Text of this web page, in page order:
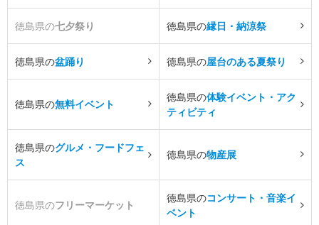
徳島県の七夕祭り 徳島県の縁日・納涼祭
徳島県の盆踊り 徳島県の屋台のある夏祭り
徳島県の無料イベント
徳島県の体験イベント・アク
ティビティ
徳島県のグルメ・フードフェ
ス
徳島県の物産展
徳島県のフリーマーケット
徳島県のコンサート・音楽イ
ベント